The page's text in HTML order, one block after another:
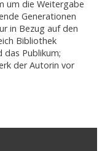
um die Weitergabe
Generationen
in Bezug auf den
Bibliothek
das Publikum;
der Autorin vor